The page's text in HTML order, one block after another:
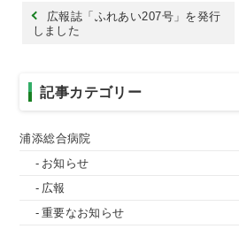
広報誌「ふれあい207号」を発行
しました
記事カテゴリー
浦添総合病院
お知らせ
広報
重要なお知らせ